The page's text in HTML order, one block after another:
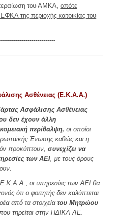
του ΑΜΚΑ, οπότε
της περιοχής κατοικίας του
Ασθένειας (Ε.Κ.Α.Α.)
Ασφάλισης Ασθένειας
δεν έχουν άλλη
περίθαλψη, οι οποίοι
Ένωσης καθώς και η
προκύπτουν, συνεχίζει να
των ΑΕΙ, με τους όρους
Ε.Κ.Α.Α., οι υπηρεσίες των ΑΕΙ θα
ότι ο φοιτητής δεν καλύπτεται
από́ τα στοιχεία του Μητρώου
τηρείται στην ΗΔΙΚΑ ΑΕ.